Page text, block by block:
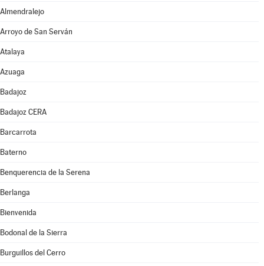
Almendralejo
Arroyo de San Serván
Atalaya
Azuaga
Badajoz
Badajoz CERA
Barcarrota
Baterno
Benquerencia de la Serena
Berlanga
Bienvenida
Bodonal de la Sierra
Burguillos del Cerro